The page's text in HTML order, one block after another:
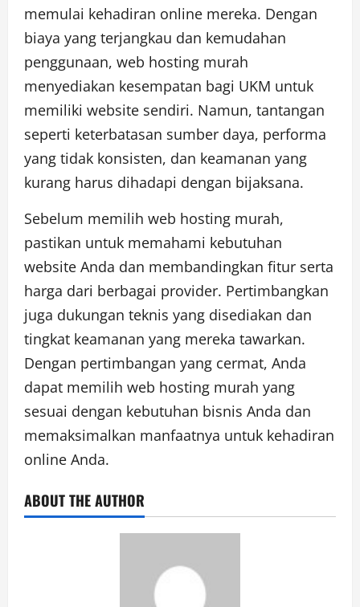
memulai kehadiran online mereka. Dengan
biaya yang terjangkau dan kemudahan
penggunaan, web hosting murah
menyediakan kesempatan bagi UKM untuk
memiliki website sendiri. Namun, tantangan
seperti keterbatasan sumber daya, performa
yang tidak konsisten, dan keamanan yang
kurang harus dihadapi dengan bijaksana.
Sebelum memilih web hosting murah,
pastikan untuk memahami kebutuhan
website Anda dan membandingkan fitur serta
harga dari berbagai provider. Pertimbangkan
juga dukungan teknis yang disediakan dan
tingkat keamanan yang mereka tawarkan.
Dengan pertimbangan yang cermat, Anda
dapat memilih web hosting murah yang
sesuai dengan kebutuhan bisnis Anda dan
memaksimalkan manfaatnya untuk kehadiran
online Anda.
ABOUT THE AUTHOR